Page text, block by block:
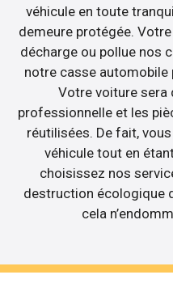
véhicule en toute
demeure protégée.
décharge ou pollue nos
notre casse automobile
Votre voiture sera
professionnelle et les
réutilisées. De fait,
véhicule tout en
choisissez nos
destruction écologique
cela